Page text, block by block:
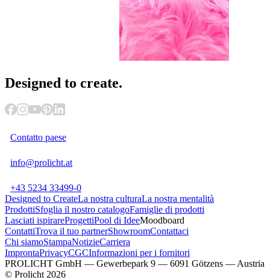
Designed to create.
Contatto paese
info@prolicht.at
+43 5234 33499-0
Designed to CreateLa nostra culturaLa nostra mentalità
ProdottiSfoglia il nostro catalogoFamiglie di prodotti
Lasciati ispirareProgettiPool di IdeeMoodboard
ContattiTrova il tuo partnerShowroomContattaci
Chi siamoStampaNotizieCarriera
ImprontaPrivacyCGCInformazioni per i fornitori
PROLICHT GmbH — Gewerbepark 9 — 6091 Götzens — Austria
© Prolicht 2026